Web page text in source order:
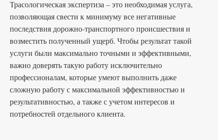
Трасологическая экспертиза – это необходимая услуга,
позволяющая свести к минимуму все негативные
последствия дорожно-транспортного происшествия и
возместить полученный ущерб. Чтобы результат такой
услуги были максимально точными и эффективными,
важно доверять такую работу исключительно
профессионалам, которые умеют выполнить даже
сложную работу с максимальной эффективностью и
результативностью, а также с учетом интересов и
потребностей отдельного клиента.